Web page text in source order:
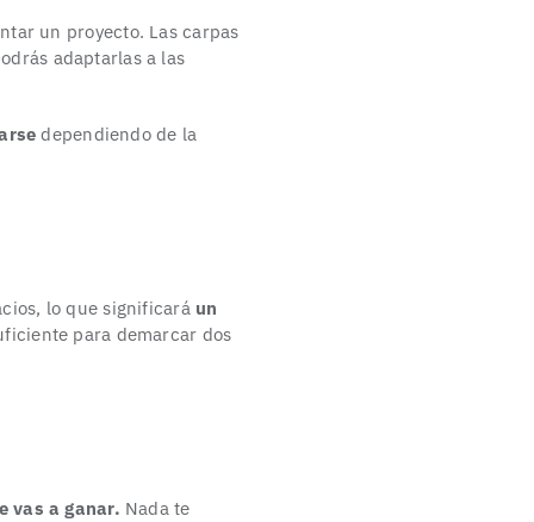
un proyecto. Las carpas
adaptarlas a las
dependiendo de la
lo que significará un
para demarcar dos
vas a ganar. Nada te